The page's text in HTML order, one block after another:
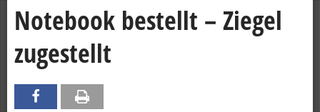
Notebook bestellt – Ziegel
zugestellt